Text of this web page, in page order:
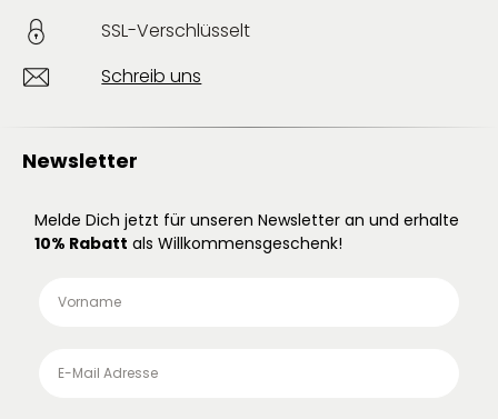
SSL-Verschlüsselt
Schreib uns
Newsletter
Melde Dich jetzt für unseren Newsletter an und erhalte
10% Rabatt als Willkommensgeschenk!